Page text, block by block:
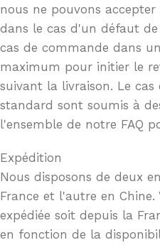
nous ne pouvons
dans le cas d'un défaut
cas de commande dans
maximum pour initier le
suivant la livraison. Le cas
standard sont soumis à
l'ensemble de notre FAQ
Expédition
Nous disposons de deux
France et l'autre en
expédiée soit depuis la
en fonction de la